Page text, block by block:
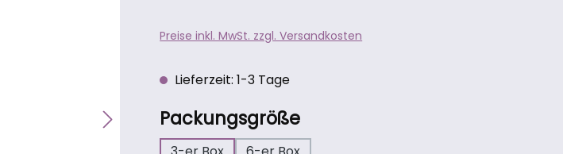
Preise inkl. MwSt. zzgl. Versandkosten
Lieferzeit: 1-3 Tage
Packungsgrößeauswählen